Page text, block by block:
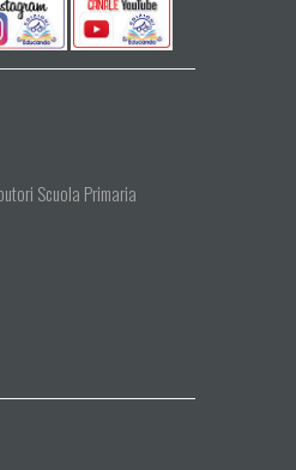
Scuola Primaria